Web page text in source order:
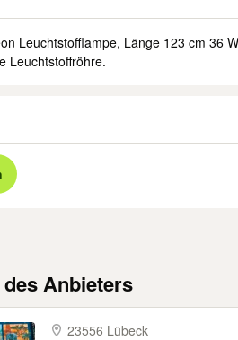
Leuchtstofflampe, Länge 123 cm 36
Leuchtstoffröhre.
Anbieters
23556 Lübeck